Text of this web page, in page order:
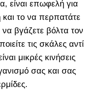
είναι επωφελή για
το να περπατάτε
βγάζετε βόλτα τον
τις σκάλες αντί
μικρές κινήσεις
σας και σας